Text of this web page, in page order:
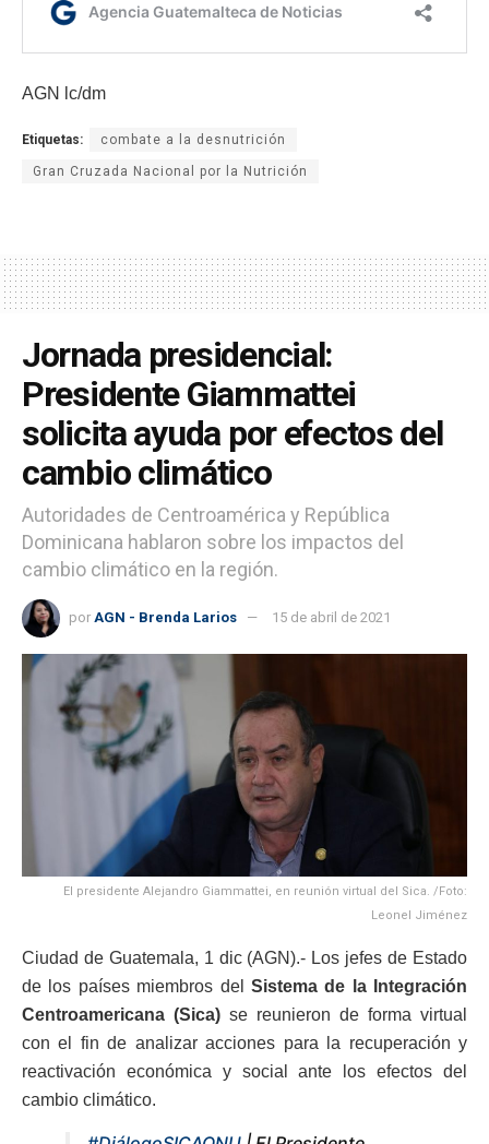
AGN lc/dm
Etiquetas: combate a la desnutrición
Gran Cruzada Nacional por la Nutrición
Jornada presidencial:
Presidente Giammattei
solicita ayuda por efectos del
cambio climático
Autoridades de Centroamérica y República
Dominicana hablaron sobre los impactos del
cambio climático en la región.
por AGN - Brenda Larios 15 de abril de 2021
El presidente Alejandro Giammattei, en reunión virtual del Sica. /Foto:
Leonel Jiménez
Ciudad de Guatemala, 1 dic (AGN).- Los jefes de Estado
de los países miembros del Sistema de la Integración
Centroamericana (Sica) se reunieron de forma virtual
con el fin de analizar acciones para la recuperación y
reactivación económica y social ante los efectos del
cambio climático.